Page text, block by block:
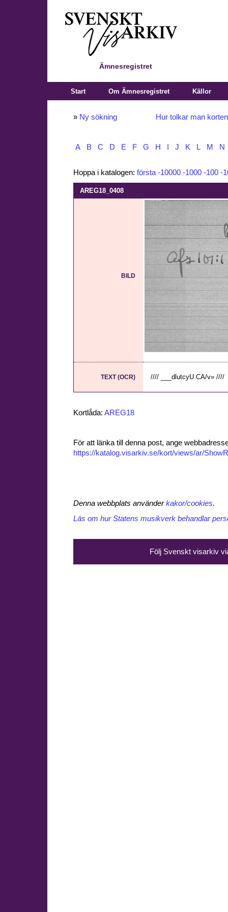
Ämnesregistret
Start Om Ämnesregistret Källor
» Ny sökning Hur tolkar man
A B C D E F G H J K L M N
Hoppa i katalogen: första -10000 -1000 -100 -
AREG18_0408
BILD
TEXT (OCR) //// ___dlutcyU CA/v» ////
Kortlåda: AREG18
För att länka till denna post, ange
https://katalog.visarkiv.se/kort/views/ar/
Denna webbplats använderkakor/cookies.
Läs om hur Statens musikverk behandlar
Följ Svenskt visarkiv